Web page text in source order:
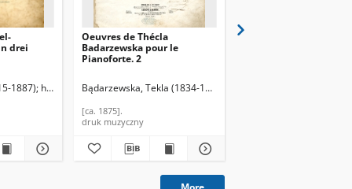
Zygmunt (1846-1909), Aranżacja Sadowski, Stanisław (ok. 1860-1921),
drei
1887) hrsg. von Paul Claussnitzer.
Oeuvres de Thécla
Badarzewska pour le
Pianoforte. 2
Bądarzewska, Tekla (1834-1861)
[ca. 1875].
druk muzyczny